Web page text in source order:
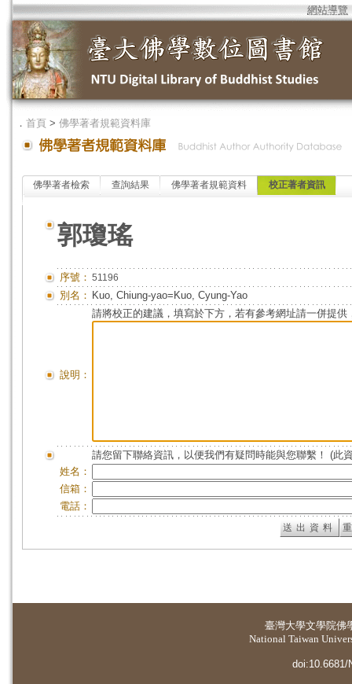
網站導覽
． 首頁 > 佛學著者規範資料庫
佛學著者檢索 查詢結果 佛學著者規範資料 校正著者資訊
郭瓊瑤
序號： 51196
別名： Kuo, Chiung-yao=Kuo, Cyung-Yao
說明：
請將校正的建議，填寫於下方，若有參考網址請一併提供
請您留下聯絡資訊，以便我們有疑問時能與您聯繫！ (此
姓名：
信箱：
電話：
臺灣大學文學院佛
National Taiwan
doi:10.6681/